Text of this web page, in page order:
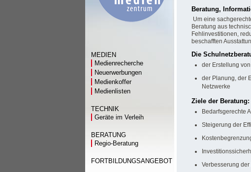
MEDIEN
Medienrecherche
Neuerwerbungen
Medienkoffer
Medienlisten
TECHNIK
Geräte im Verleih
BERATUNG
Regio-Beratung
FORTBILDUNGSANGEBOT
Beratung,
Um eine
Beratung aus
Fehlinvestitionen,
beschafften
Die
der Erstellung
der Planung, der
Netzwerke
Ziele der Beratung:
Bedarfsgerechte
Steigerung der
Verbesserung